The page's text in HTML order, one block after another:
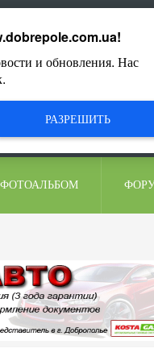
ФОТОАЛЬБОМ
!
и обновления. Нас
РАЗРЕШИТЬ